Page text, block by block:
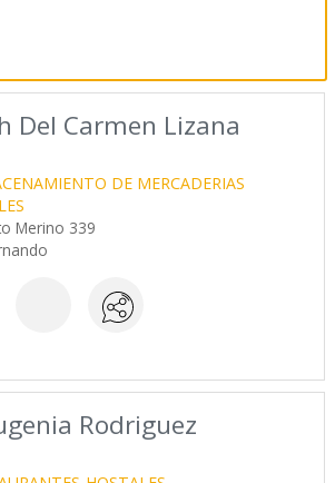
Del Carmen Lizana
DE MERCADERIAS
Merino 339
Rodriguez